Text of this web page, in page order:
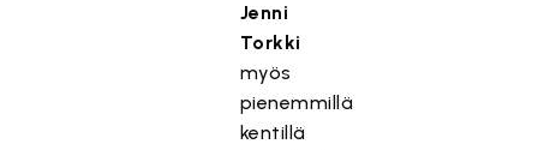
Jenni
Torkki
myös
pienemmillä
kentillä